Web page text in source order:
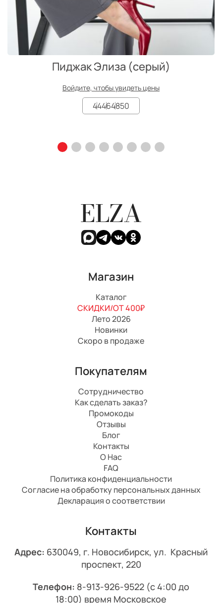
Пиджак Элиза (серый)
Войдите, чтобы увидеть цены
44464850
ELZA
Магазин
Каталог
СКИДКИ/ОТ 400₽
Лето 2026
Новинки
Скоро в продаже
Покупателям
Сотрудничество
Как сделать заказ?
Промокоды
Отзывы
Блог
Контакты
О Нас
FAQ
Политика конфиденциальности
Согласие на обработку персональных данных
Декларация о соответствии
Контакты
Адрес: 630049, г. Новосибирск, ул. Красный
проспект, 220
Телефон: 8-913-926-9522 (с 4:00 до
18:00) время Московское